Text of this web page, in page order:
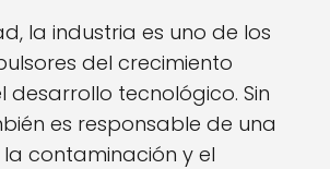
la industria es uno de los
del crecimiento
desarrollo tecnológico. Sin
es responsable de una
contaminación y el